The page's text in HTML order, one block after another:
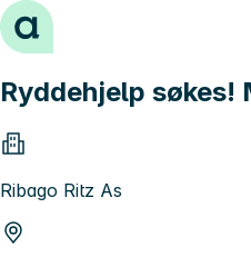
Hopp til innhold
Ryddehjelp søkes!
Ribago Ritz As